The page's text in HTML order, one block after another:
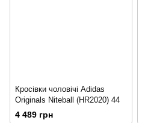
Кросівки чоловічі Adidas
Originals Niteball (HR2020) 44
4 489 грн